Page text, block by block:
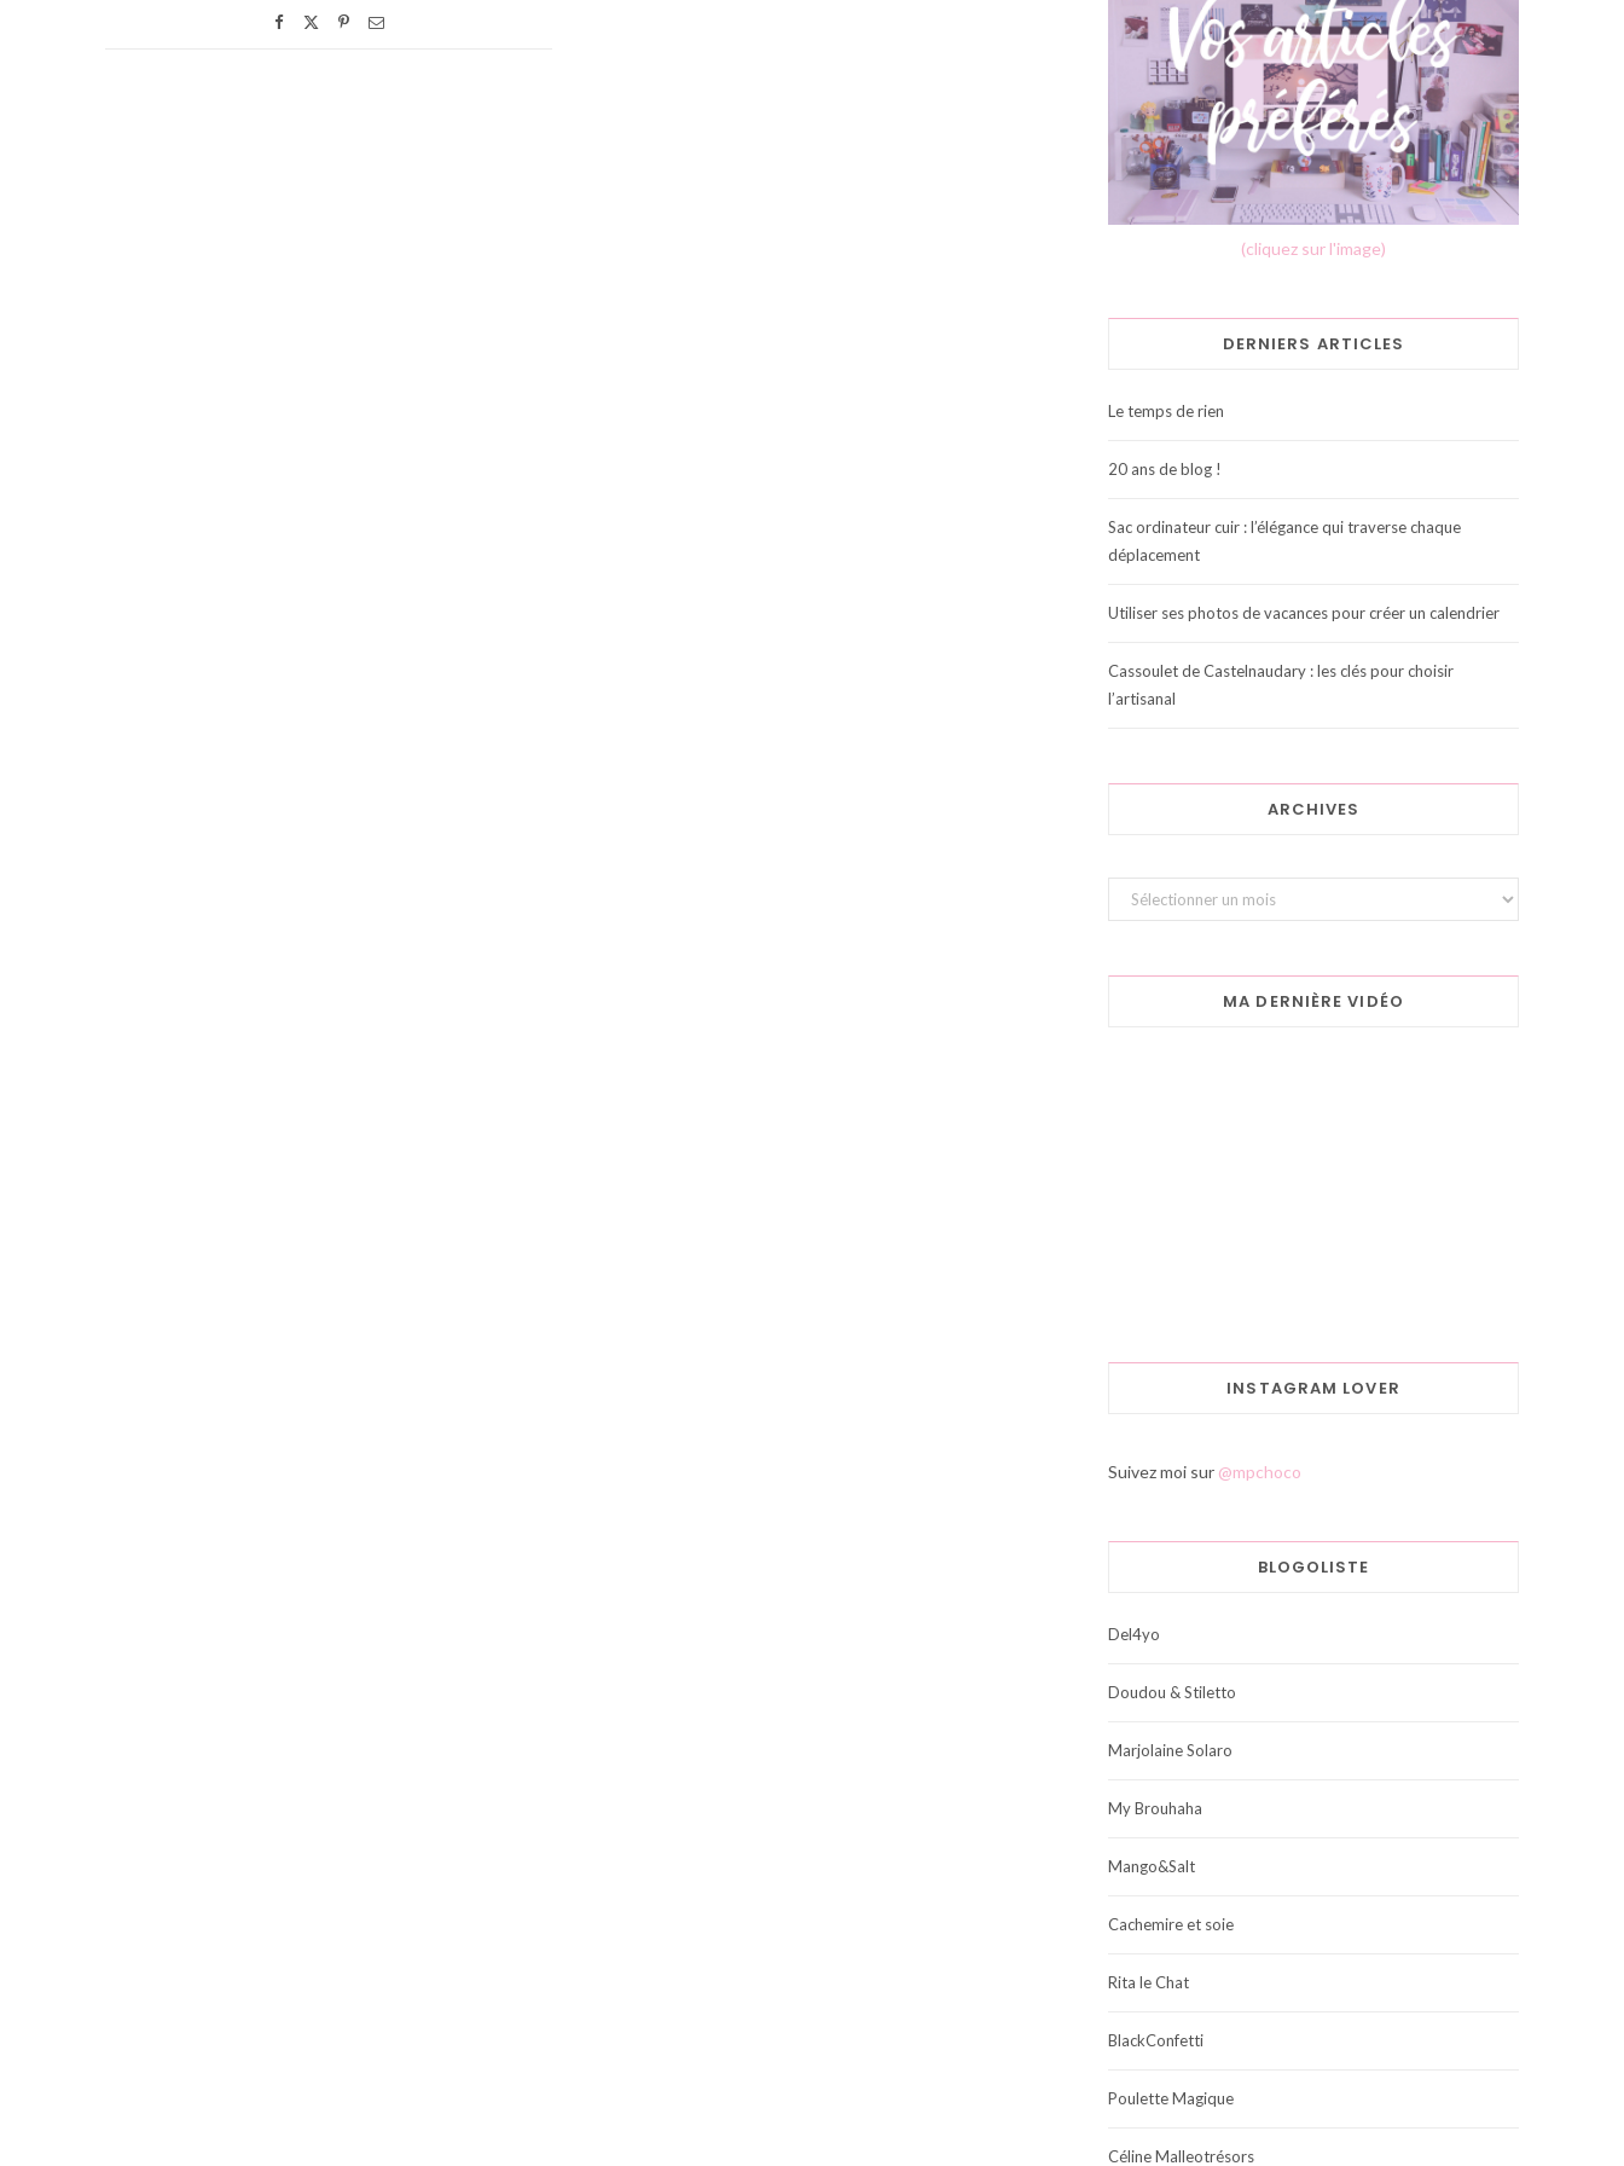
(cliquez sur l'image)
DERNIERS ARTICLES
Le temps de rien
20 ans de blog !
Sac ordinateur cuir : l’élégance qui traverse chaque
déplacement
Utiliser ses photos de vacances pour créer un calendrier
Cassoulet de Castelnaudary : les clés pour choisir
l’artisanal
ARCHIVES
Archives
MA DERNIÈRE VIDÉO
INSTAGRAM LOVER
Suivez moi sur @mpchoco
BLOGOLISTE
Del4yo
Doudou & Stiletto
Marjolaine Solaro
My Brouhaha
Mango&Salt
Cachemire et soie
Rita le Chat
BlackConfetti
Poulette Magique
Céline Malleotrésors